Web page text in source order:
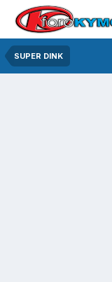
SUPER DINK